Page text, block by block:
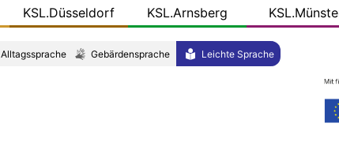
KSL.Düsseldorf KSL.Arnsberg
Alltagssprache Gebärdensprache Leichte Sprache